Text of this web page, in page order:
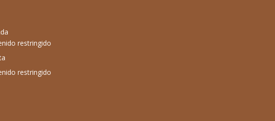
restringido
restringido